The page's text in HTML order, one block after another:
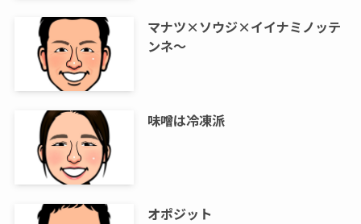
マナツ×ソウジ×イイナミノッテ
ンネ～
味噌は冷凍派
オポジット